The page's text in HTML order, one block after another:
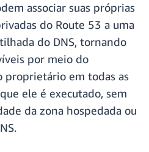
associar suas próprias
do Route 53 a uma
do DNS, tornando
por meio do
proprietário em todas as
ele é executado, sem
da zona hospedada ou